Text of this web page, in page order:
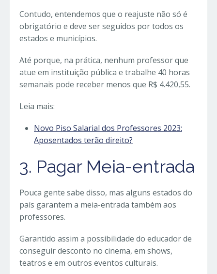
Contudo, entendemos que o reajuste não só é
obrigatório e deve ser seguidos por todos os
estados e municípios.
Até porque, na prática, nenhum professor que
atue em instituição pública e trabalhe 40 horas
semanais pode receber menos que R$ 4.420,55.
Leia mais:
Novo Piso Salarial dos Professores 2023:
Aposentados terão direito?
3. Pagar Meia-entrada
Pouca gente sabe disso, mas alguns estados do
país garantem a meia-entrada também aos
professores.
Garantido assim a possibilidade do educador de
conseguir desconto no cinema, em shows,
teatros e em outros eventos culturais.